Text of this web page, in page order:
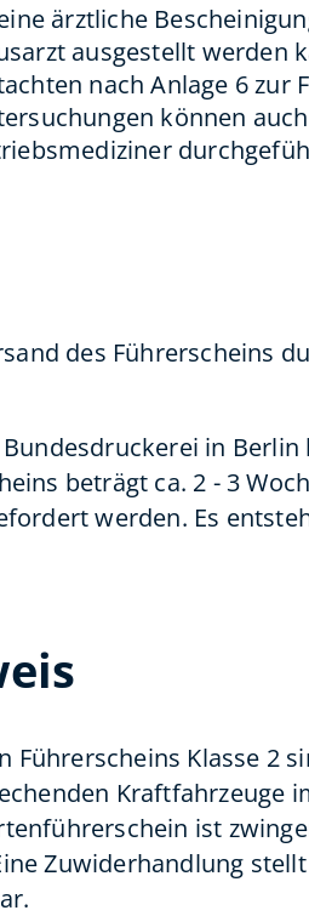
ärztliche
ausgestellt werden
nach Anlage 6 zur
können
des Führerscheins
in
beträgt ca. 2 - 3
werden. Es
Führerscheins Klasse 2
Kraftfahrzeuge
ist
Zuwiderhandlung